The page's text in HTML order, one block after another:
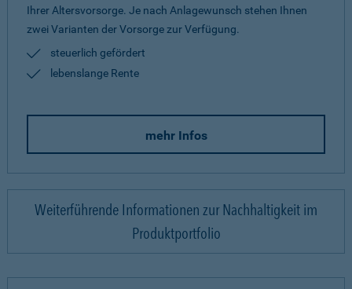
Ihrer Altersvorsorge. Je nach Anlagewunsch stehen Ihnen
zwei Varianten der Vorsorge zur Verfügung.
steuerlich gefördert
lebenslange Rente
mehr Infos
Weiterführende Informationen zur Nachhaltigkeit im
Produktportfolio